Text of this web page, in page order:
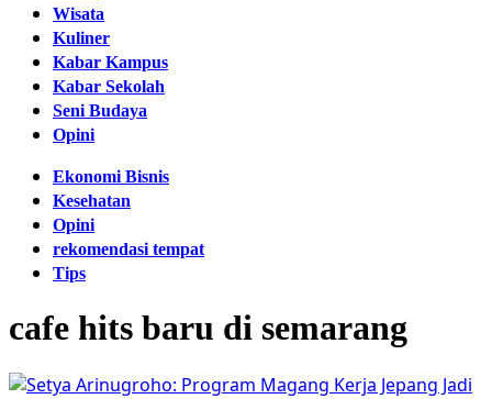
Wisata
Kuliner
Kabar Kampus
Kabar Sekolah
Seni Budaya
Opini
Ekonomi Bisnis
Kesehatan
Opini
rekomendasi tempat
Tips
cafe hits baru di semarang